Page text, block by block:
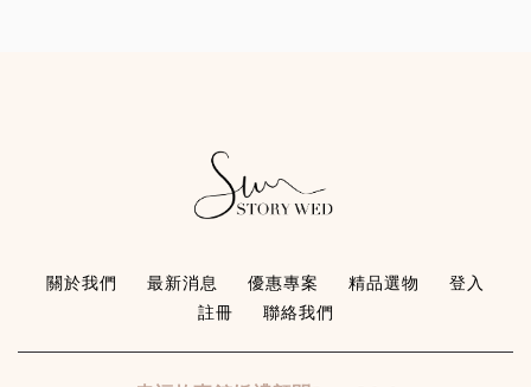
關於我們 最新消息 優惠專案 精品選物
登入
註冊
聯絡我們